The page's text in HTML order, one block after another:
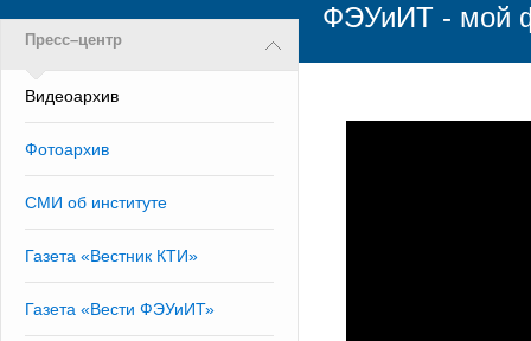
Пресс–центр
Видеоархив
Фотоархив
СМИ об институте
Газета «Вестник КТИ»
Газета «Вести ФЭУиИТ»
ФЭУиИТ - мой